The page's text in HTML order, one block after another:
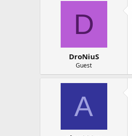
D
DroNiuS
Guest
A